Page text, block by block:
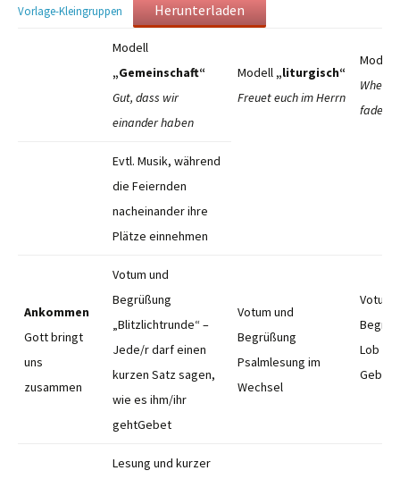
Vorlage-Kleingruppen Herunterladen
Modell
„Gemeinschaft“
Gut, dass wir
einander haben
Modell„liturgisch“
Freuet euch im Herrn
Modell
When
fades*
Evtl. Musik, während
die Feiernden
nacheinander ihre
Plätze einnehmen
Ankommen
Gott bringt
uns
zusammen
Votum und
Begrüßung
„Blitzlichtrunde“ –
Jede/r darf einen
kurzen Satz sagen,
wie es ihm/ihr
gehtGebet
Votum und
Begrüßung
Psalmlesung im
Wechsel
Votum
Lob
Lesung und kurzer